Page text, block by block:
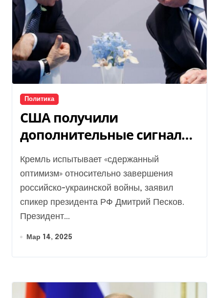
Политика
США получили
дополнительные сигналы
Кремля — новости сегодня
Кремль испытывает «сдержанный
оптимизм» относительно завершения
российско-украинской войны, заявил
спикер президента РФ Дмитрий Песков.
Президент...
Мар 14, 2025